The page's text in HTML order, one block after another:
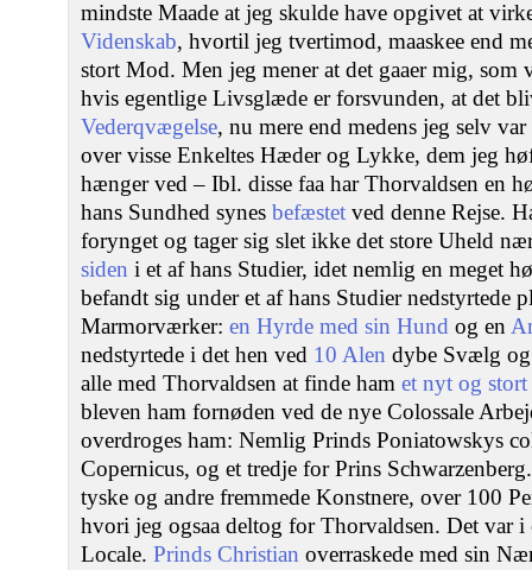
mindste Maade at jeg skulde have opgivet at
Videnskab, hvortil jeg tvertimod, maaskee end
stort Mod. Men jeg mener at det gaaer mig, som
hvis egentlige Livsglæde er forsvunden, at det
Vederqvægelse, nu mere end medens jeg selv
over visse Enkeltes Hæder og Lykke, dem jeg
hænger ved – Ibl. disse faa har Thorvaldsen en
hans Sundhed synes befæstet ved denne Rejse.
forynget og tager sig slet ikke det store Uheld
siden i et af hans Studier, idet nemlig en meget
befandt sig under et af hans Studier nedstyrtede
Marmorværker: en Hyrde med sin Hund og en
nedstyrtede i det hen ved 10 Alen dybe Svælg
alle med Thorvaldsen at finde ham et nyt og
bleven ham fornøden ved de nye Colossale
overdroges ham: Nemlig Prinds Poniatowskys
Copernicus, og et tredje for Prins
tyske og andre fremmede Konstnere, over 100
hvori jeg ogsaa deltog for Thorvaldsen. Det var
Locale. Prinds Christian overraskede med sin